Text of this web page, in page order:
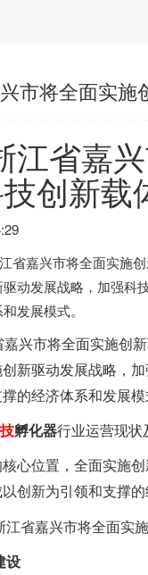
市将全面实
江省嘉
创新载
省嘉兴市将全面实施
动发展战略，加强
发展模式。
嘉兴市将全面实施创
新驱动发展战略，
的经济体系和发展模
孵化器行业运营现状
位置，全面实施创
创新为引领和支撑的
设